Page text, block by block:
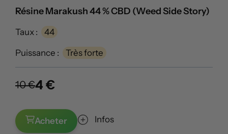
Résine Marakush 44 % CBD (Weed Side Story)
Taux : 44
Puissance : Très forte
10 €4 €
Acheter Infos